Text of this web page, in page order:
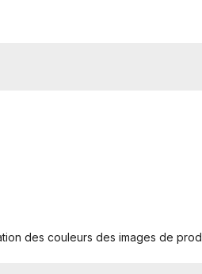
des couleurs des images de